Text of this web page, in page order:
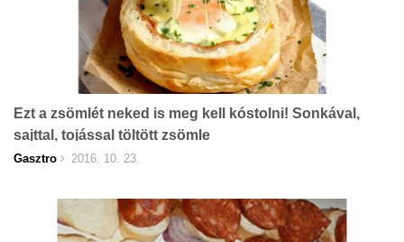
Ezt a zsömlét neked is meg kell kóstolni! Sonkával,
sajttal, tojással töltött zsömle
Gasztro 2016. 10. 23.